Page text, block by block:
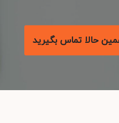
حالا تماس بگیرید